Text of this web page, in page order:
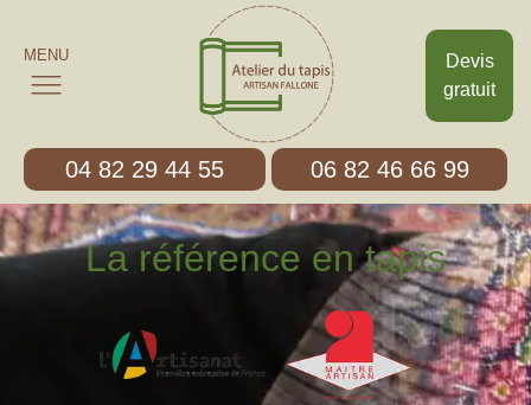
Devis
gratuit
MENU
04 82 29 44 55 06 82 46 66 99
La référence en tapis